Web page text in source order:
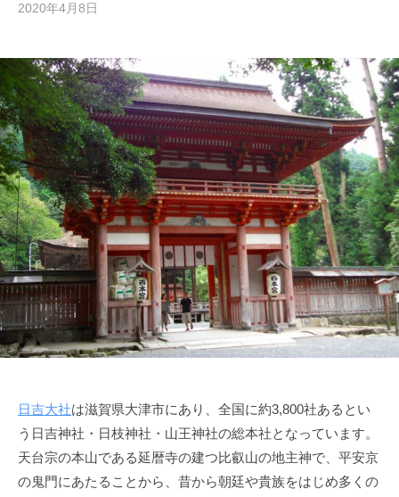
2020年4月8日
理
人
日吉大社は滋賀県大津市にあり、全国に約3,800社あるとい
う日吉神社・日枝神社・山王神社の総本社となっています。
天台宗の本山である延暦寺の建つ比叡山の地主神で、平安京
の鬼門にあたることから、昔から朝廷や貴族をはじめ多くの